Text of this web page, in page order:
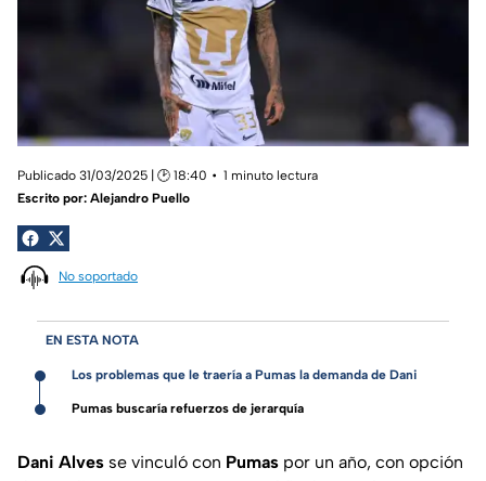
Publicado 31/03/2025 | 🕑 18:40
1 minuto lectura
Escrito por: Alejandro Puello
No soportado
EN ESTA NOTA
Los problemas que le traería a Pumas la demanda de Dani
Pumas buscaría refuerzos de jerarquía
Dani Alves se vinculó con Pumas por un año, con opción